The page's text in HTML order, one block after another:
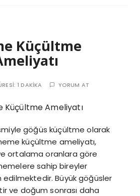
Küçültme
1 DAKIKA YORUM AT
göğüs küçültme olarak
küçültme ameliyatı,
ortalama oranlara göre
sahip bireyler
Büyük göğüsler
ve doğum sonrası daha